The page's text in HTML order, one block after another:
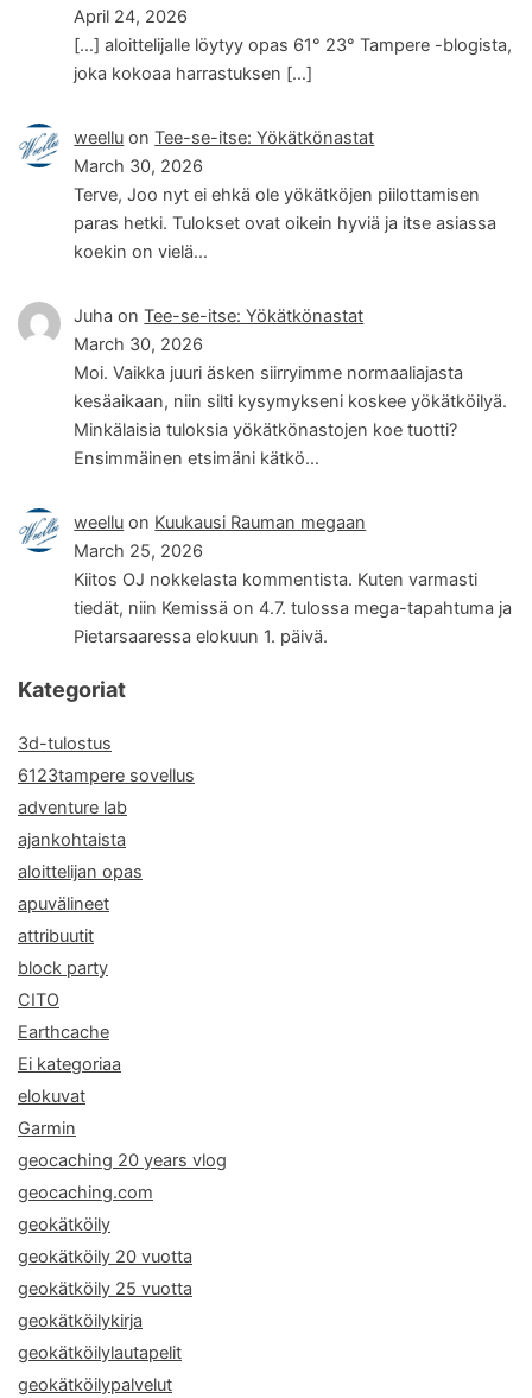
April 24, 2026
[…] aloittelijalle löytyy opas 61° 23° Tampere -blogista,
joka kokoaa harrastuksen […]
weellu onTee-se-itse: Yökätkönastat
March 30, 2026
Terve, Joo nyt ei ehkä ole yökätköjen piilottamisen
paras hetki. Tulokset ovat oikein hyviä ja itse asiassa
koekin on vielä…
Juha onTee-se-itse: Yökätkönastat
March 30, 2026
Moi. Vaikka juuri äsken siirryimme normaaliajasta
kesäaikaan, niin silti kysymykseni koskee yökätköilyä.
Minkälaisia tuloksia yökätkönastojen koe tuotti?
Ensimmäinen etsimäni kätkö…
weellu on Kuukausi Rauman megaan
March 25, 2026
Kiitos OJ nokkelasta kommentista. Kuten varmasti
tiedät, niin Kemissä on 4.7. tulossa mega-tapahtuma ja
Pietarsaaressa elokuun 1. päivä.
Kategoriat
3d-tulostus
6123tampere sovellus
adventure lab
ajankohtaista
aloittelijan opas
apuvälineet
attribuutit
block party
CITO
Earthcache
Ei kategoriaa
elokuvat
Garmin
geocaching 20 years vlog
geocaching.com
geokätköily
geokätköily 20 vuotta
geokätköily 25 vuotta
geokätköilykirja
geokätköilylautapelit
geokätköilypalvelut